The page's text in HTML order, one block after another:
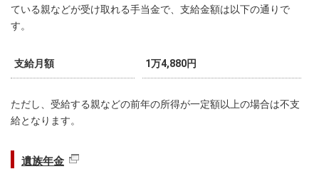
ている親などが受け取れる手当金で、支給金額は以下の通りで
す。
支給月額 1万4,880円
ただし、受給する親などの前年の所得が一定額以上の場合は不支
給となります。
遺族年金